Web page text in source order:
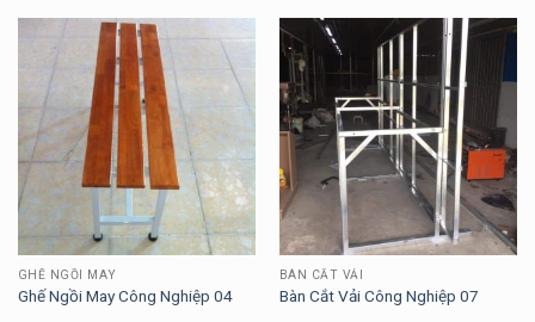
GHẾ NGỒI MAY
Ghế Ngồi May Công Nghiệp 04
BÀN CẮT VẢI
Bàn Cắt Vải Công Nghiệp 07